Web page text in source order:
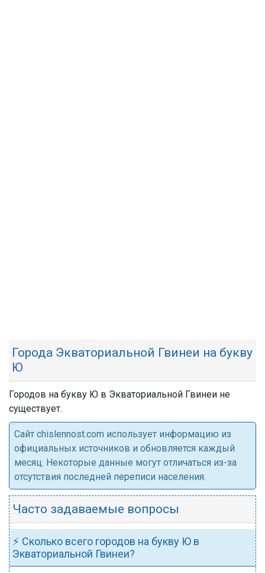
Города Экваториальной Гвинеи на букву
Ю
Городов на букву Ю в Экваториальной Гвинеи не
существует.
Cайт chislennost.com использует информацию из
официальных источников и обновляется каждый
месяц. Некоторые данные могут отличаться из-за
отсутствия последней переписи населения.
Часто задаваемые вопросы
⚡ Сколько всего городов на букву Ю в
Экваториальной Гвинеи?